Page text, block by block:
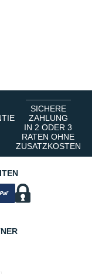
SICHERE
ZAHLUNG
IN 2 ODER 3
RATEN OHNE
ZUSATZKOSTEN